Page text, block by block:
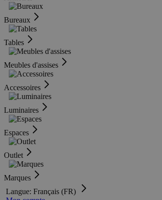
Bureaux
Tables
Meubles d'assises
Accessoires
Luminaires
Espaces
Outlet
Marques
Langue: Français (FR)